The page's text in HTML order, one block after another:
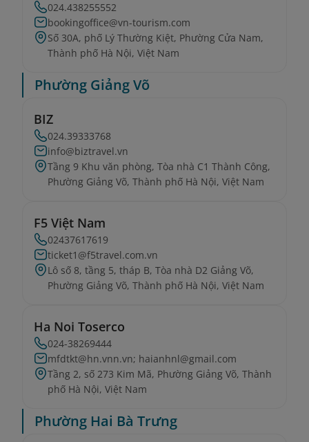
024.438255552
bookingoffice@vn-tourism.com
Số 30A, phố Lý Thường Kiệt, Phường Cửa Nam,
Thành phố Hà Nội, Việt Nam
Phường Giảng Võ
BIZ
024.39333768
info@biztravel.vn
Tầng 9 Khu văn phòng, Tòa nhà C1 Thành Công,
Phường Giảng Võ, Thành phố Hà Nội, Việt Nam
F5 Việt Nam
02437617619
ticket1@f5travel.com.vn
Lô số 8, tầng 5, tháp B, Tòa nhà D2 Giảng Võ,
Phường Giảng Võ, Thành phố Hà Nội, Việt Nam
Ha Noi Toserco
024-38269444
mfdtkt@hn.vnn.vn; haianhnl@gmail.com
Tầng 2, số 273 Kim Mã, Phường Giảng Võ, Thành
phố Hà Nội, Việt Nam
Phường Hai Bà Trưng